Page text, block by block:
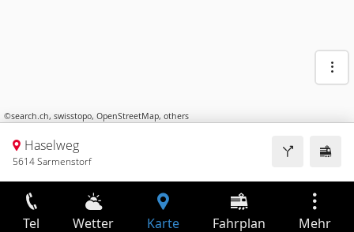
©search.ch, swisstopo, OpenStreetMap, others
Haselweg
5614 Sarmenstorf
Tel Wetter Karte Fahrplan Mehr